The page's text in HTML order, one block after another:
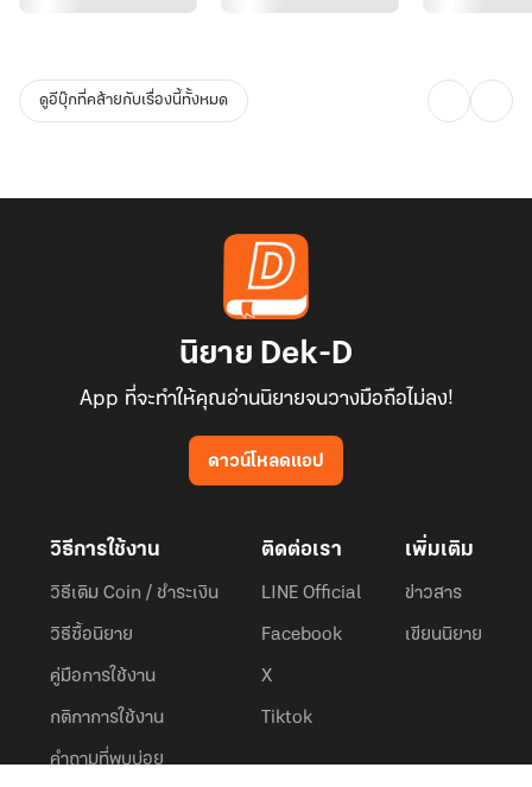
ดูอีบุ๊กที่คล้ายกับเรื่องนี้ทั้งหมด
นิยาย Dek-D
App ที่จะทำให้คุณอ่านนิยายจนวางมือถือไม่ลง!
ดาวน์โหลดแอป
วิธีการใช้งาน
วิธีเติม Coin / ชำระเงิน
วิธีซื้อนิยาย
คู่มือการใช้งาน
กติกาการใช้งาน
คำถามที่พบบ่อย
ติดต่อเรา
LINE Official
Facebook
X
Tiktok
เพิ่มเติม
ข่าวสาร
เขียนนิยาย